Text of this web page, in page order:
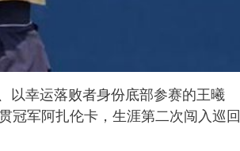
以幸运落败者身份底部参赛的王曦
冠军阿扎伦卡，生涯第二次闯入巡回